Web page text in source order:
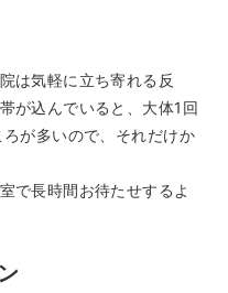
は気軽に立ち寄れる反
が込んでいると、大体1回
が多いので、それだけか
で長時間お待たせするよ